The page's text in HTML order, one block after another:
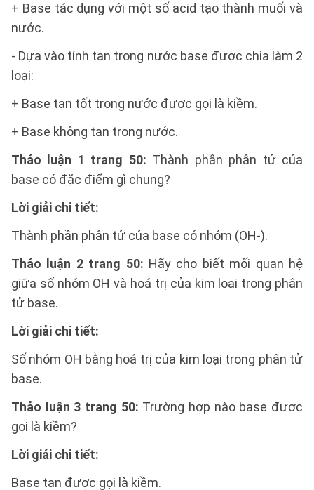
+ Base tác dụng với một số acid tạo thành muối và
nước.
- Dựa vào tính tan trong nước base được chia làm 2
loại:
+ Base tan tốt trong nước được gọi là kiềm.
+ Base không tan trong nước.
Thảo luận 1 trang 50: Thành phần phân tử của
base có đặc điểm gì chung?
Lời giải chi tiết:
Thành phần phân tử của base có nhóm (OH-).
Thảo luận 2 trang 50: Hãy cho biết mối quan hệ
giữa số nhóm OH và hoá trị của kim loại trong phân
tử base.
Lời giải chi tiết:
Số nhóm OH bằng hoá trị của kim loại trong phân tử
base.
Thảo luận 3 trang 50: Trường hợp nào base được
gọi là kiềm?
Lời giải chi tiết:
Base tan được gọi là kiềm.